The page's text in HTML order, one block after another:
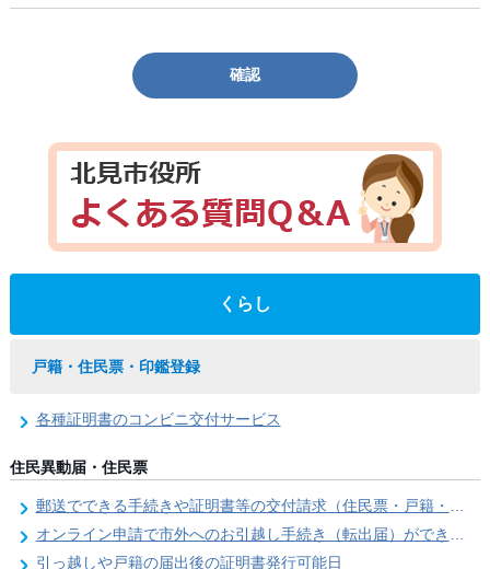
確認
くらし
戸籍・住民票・印鑑登録
各種証明書のコンビニ交付サービス
住民異動届・住民票
郵送でできる手続きや証明書等の交付請求（住民票・戸籍・国民年金関係）
オンライン申請で市外へのお引越し手続き（転出届）ができます
引っ越しや戸籍の届出後の証明書発行可能日